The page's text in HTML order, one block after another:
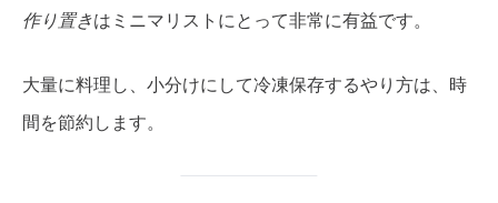
作り置きはミニマリストにとって非常に有益です。
大量に料理し、小分けにして冷凍保存するやり方は、時
間を節約します。